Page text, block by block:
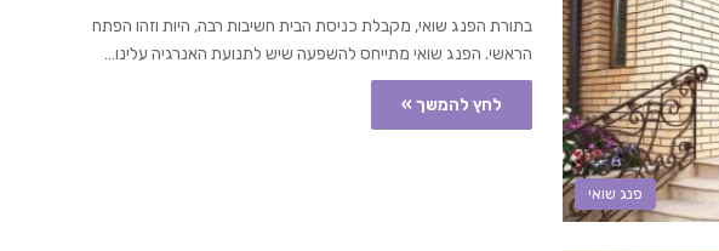
פנג שואי
בתורת הפנג שואי, מקבלת כניסת הבית חשיבות רבה, היות וזהו הפתח
הראשי. הפנג שואי מתייחס להשפעה שיש לתנועת האנרגיה עלינו…
לחץ להמשך »